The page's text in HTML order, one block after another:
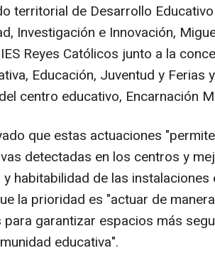
territorial de Desarrollo
Investigación e Innovación,
Reyes Católicos junto a la
Educación, Juventud y Ferias
centro educativo, Encarnación
que estas actuaciones
detectadas en los centros y
habitabilidad de las instalaciones
la prioridad es "actuar de
para garantizar espacios más
educativa".